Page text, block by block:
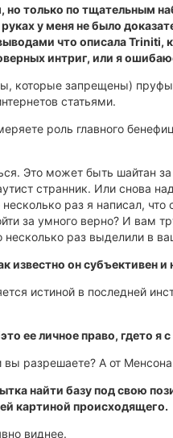
но только по тщательным
у меня не было
что описала Triniti,
интриг, или я
которые запрещены)
статьями.
роль главного
Это может быть шайтан
странник. Или снова
раз я написал,
за умного верно? И вам
раз выделили в
известно он субъективен
истиной в последней
ее личное право, гдето я с
вы разрешаете? А от
найти базу под свою
картиной происходящего.
виднее.